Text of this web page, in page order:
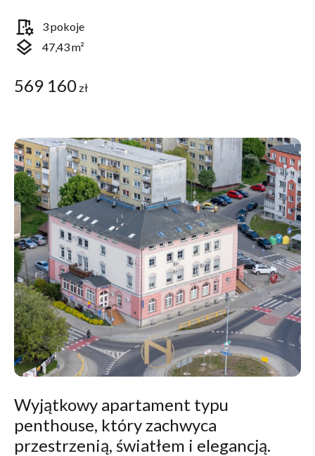
room_preferences 3 pokoje
layers 47,43 m²
569 160 zł
Wyjątkowy apartament typu
penthouse, który zachwyca
przestrzenią, światłem i elegancją.